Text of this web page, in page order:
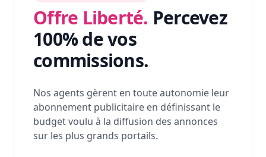
Offre Liberté. Percevez
100% de vos
commissions.
Nos agents gèrent en toute autonomie leur
abonnement publicitaire en définissant le
budget voulu à la diffusion des annonces
sur les plus grands portails.